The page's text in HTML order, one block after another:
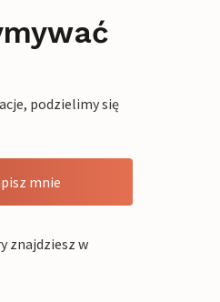
podzielimy się
mnie
znajdziesz w